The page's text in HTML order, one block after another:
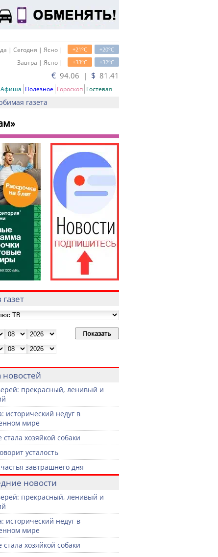
+20oC
+21oC
| Сегодня | Ясно |
+32oC
+33oC
Завтра | Ясно |
€ 94.06 | $ 81.41
Афиша Полезное Гороскоп Гостевая
газета
новостей
прекрасный, ленивый и
исторический недуг в
мире
стала хозяйкой собаки
усталость
завтрашнего дня
новости
прекрасный, ленивый и
исторический недуг в
мире
стала хозяйкой собаки